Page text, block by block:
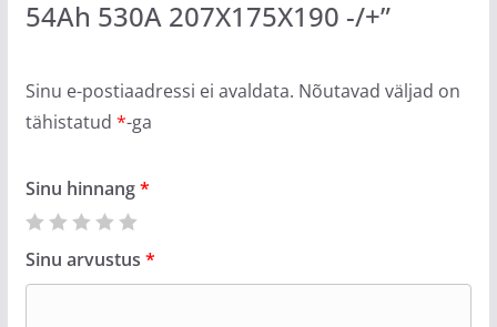
54Ah 530A 207X175X190 -/+”
Sinu e-postiaadressi ei avaldata. Nõutavad väljad on
tähistatud *-ga
Sinu hinnang*
Sinu arvustus *